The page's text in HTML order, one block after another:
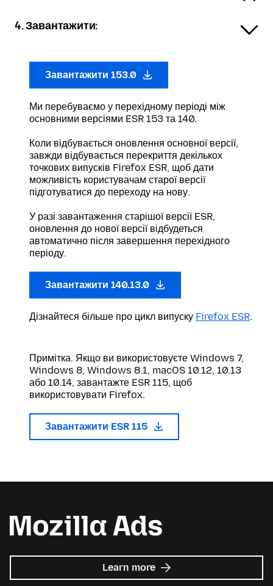
4. Завантажити:
Завантажити 153.0
Ми перебуваємо у перехідному періоді між
основними версіями ESR 153 та 140.
Коли відбувається оновлення основної версії,
завжди відбувається перекриття декількох
точкових випусків Firefox ESR, щоб дати
можливість користувачам старої версії
підготуватися до переходу на нову.
У разі завантаження старішої версії ESR,
оновлення до нової версії відбудеться
автоматично після завершення перехідного
періоду.
Завантажити 140.13.0
Дізнайтеся більше про цикл випуску Firefox ESR.
Примітка. Якщо ви використовуєте Windows 7,
Windows 8, Windows 8.1, macOS 10.12, 10.13
або 10.14, завантажте ESR 115, щоб
використовувати Firefox.
Завантажити ESR 115
Learn more about
Mozilla